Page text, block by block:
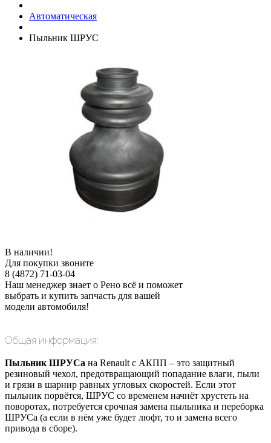
Автоматическая
Пыльник ШРУС
В наличии!
Для покупки звоните
8 (4872) 71-03-04
Наш менеджер знает о Рено всё и поможет
выбрать и купить запчасть для вашей
модели автомобиля!
Общая информация:
Пыльник ШРУСа на Renault с АКПП – это защитный
резиновый чехол, предотвращающий попадание влаги, пыли
и грязи в шарнир равных угловых скоростей. Если этот
пыльник порвётся, ШРУС со временем начнёт хрустеть на
поворотах, потребуется срочная замена пыльника и переборка
ШРУСа (а если в нём уже будет люфт, то и замена всего
привода в сборе).